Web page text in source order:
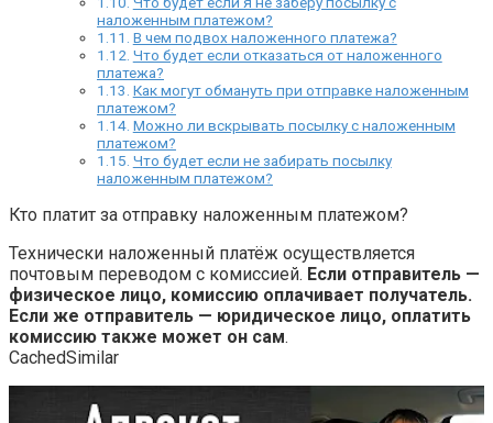
наложенным платежом?
В чем подвох наложенного платежа?
Что будет если отказаться от наложенного
платежа?
Как могут обмануть при отправке наложенным
платежом?
Можно ли вскрывать посылку с наложенным
платежом?
Что будет если не забирать посылку
наложенным платежом?
Кто платит за отправку наложенным платежом?
Технически наложенный платёж осуществляется
почтовым переводом с комиссией. Если отправитель —
физическое лицо, комиссию оплачивает получатель.
Если же отправитель — юридическое лицо, оплатить
комиссию также может он сам.
CachedSimilar